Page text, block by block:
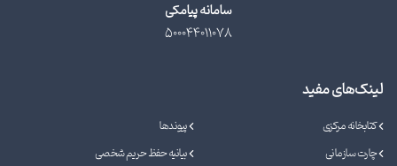
سامانه پیامکی
500044011078
لینک‌های مفید
کتابخانه مرکزی
پیوندها
چارت سازمانی
بیانیه حفظ حریم شخصی